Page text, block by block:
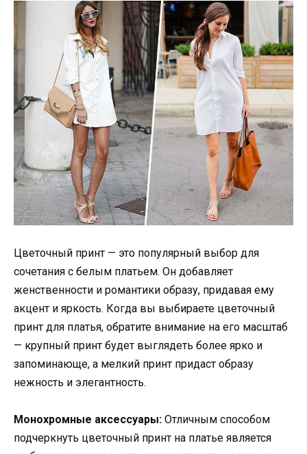
Цветочный принт — это популярный выбор для
сочетания с белым платьем. Он добавляет
женственности и романтики образу, придавая ему
акцент и яркость. Когда вы выбираете цветочный
принт для платья, обратите внимание на его масштаб
— крупный принт будет выглядеть более ярко и
запоминающе, а мелкий принт придаст образу
нежность и элегантность.
Монохромные аксессуары: Отличным способом
подчеркнуть цветочный принт на платье является